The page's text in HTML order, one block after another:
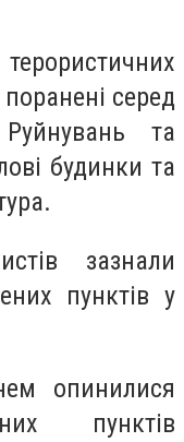
серед
та
будинки та
зазнали
пунктів у
опинилися
пунктів